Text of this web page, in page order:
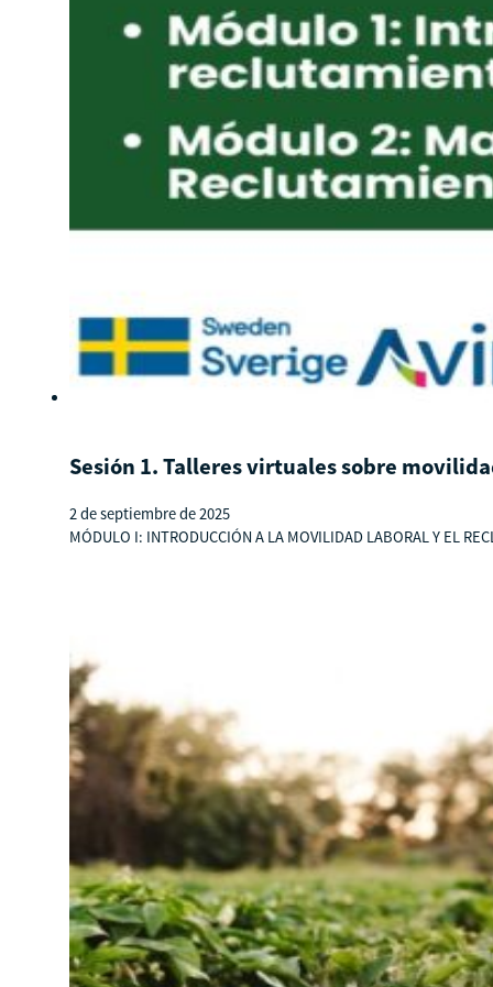
Sesión 1. Talleres virtuales sobre
2 de septiembre de 2025
MÓDULO I: INTRODUCCIÓN A LA MOVILIDAD LABORAL Y